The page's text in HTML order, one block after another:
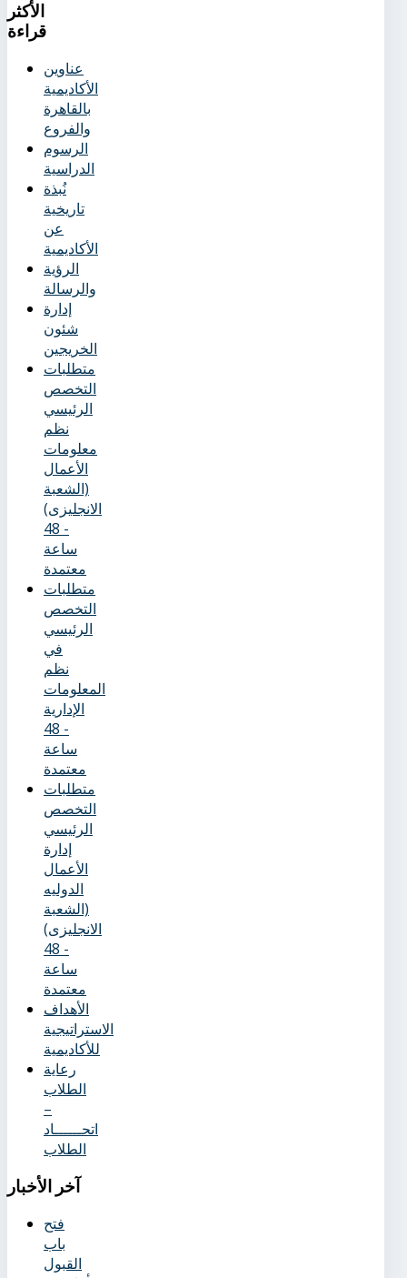
الأكثر
قراءة
عناوين
الأكاديمية
بالقاهرة
والفروع
الرسوم
الدراسية
نُبذة
تاريخية
عن
الأكاديمية
الرؤية
والرسالة
إدارة
شئون
الخريجين
متطلبات
التخصص
الرئيسي
نظم
معلومات
الأعمال
(الشعبة
الانجليزى)
- 48
ساعة
معتمدة
متطلبات
التخصص
الرئيسي
في
نظم
المعلومات
الإدارية
- 48
ساعة
معتمدة
متطلبات
التخصص
الرئيسي
إدارة
الأعمال
الدوليه
(الشعبة
الانجليزى)
- 48
ساعة
معتمدة
الأهداف
الاستراتيجية
للأكاديمية
رعاية
الطلاب
–
اتحــــــاد
الطلاب
آخر
الأخبار
فتح
باب
القبول